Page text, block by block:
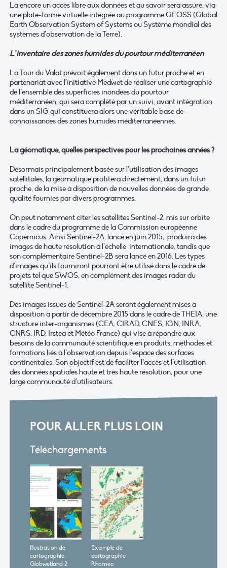
Là encore un accès libre aux données et au savoir sera assuré, via
une plate-forme virtuelle intégrée au programme GEOSS (Global
Earth Observation System of Systems ou Système mondial des
systèmes d’observation de la Terre).
L’inventaire des zones humides du pourtour méditerranéen
La Tour du Valat prévoit également dans un futur proche et en
partenariat avec l’initiative Medwet de réaliser une cartographie
de l’ensemble des superficies inondées du pourtour
méditerranéen, qui sera complété par un suivi, avant intégration
dans un SIG qui constituera alors une véritable base de
connaissances des zones humides méditerranéennes.
La géomatique, quelles perspectives pour les prochaines années ?
Désormais principalement basée sur l’utilisation des images
satellitales, la géomatique profitera directement, dans un futur
proche, de la mise à disposition de nouvelles données de grande
qualité fournies par divers programmes.
On peut notamment citer les satellites Sentinel-2, mis sur orbite
dans le cadre du programme de la Commission européenne
Copernicus. Ainsi Sentinel-2A, lancé en juin 2015, produira des
images de haute résolution à l’échelle internationale, tandis que
son complémentaire Sentinel-2B sera lancé en 2016. Les types
d’images qu’ils fourniront pourront être utilisé dans le cadre de
projets tel que SWOS, en complément des images radar du
satellite Sentinel-1.
Des images issues de Sentinel-2A seront également mises à
disposition à partir de décembre 2015 dans le cadre de THEIA, une
structure inter-organismes (CEA, CIRAD, CNES, IGN, INRA,
CNRS, IRD, Irstea et Météo France) qui vise à répondre aux
besoins de la communauté scientifique en produits, méthodes et
formations liés à l’observation depuis l’espace des surfaces
continentales. Son objectif est de faciliter l’accès et l’utilisation
des données spatiales haute et très haute résolution, pour une
large communauté d’utilisateurs.
POUR ALLER PLUS LOIN
Téléchargements
Illustration de
cartographie
Globwetland 2
Exemple de
cartographie
Rhoméo